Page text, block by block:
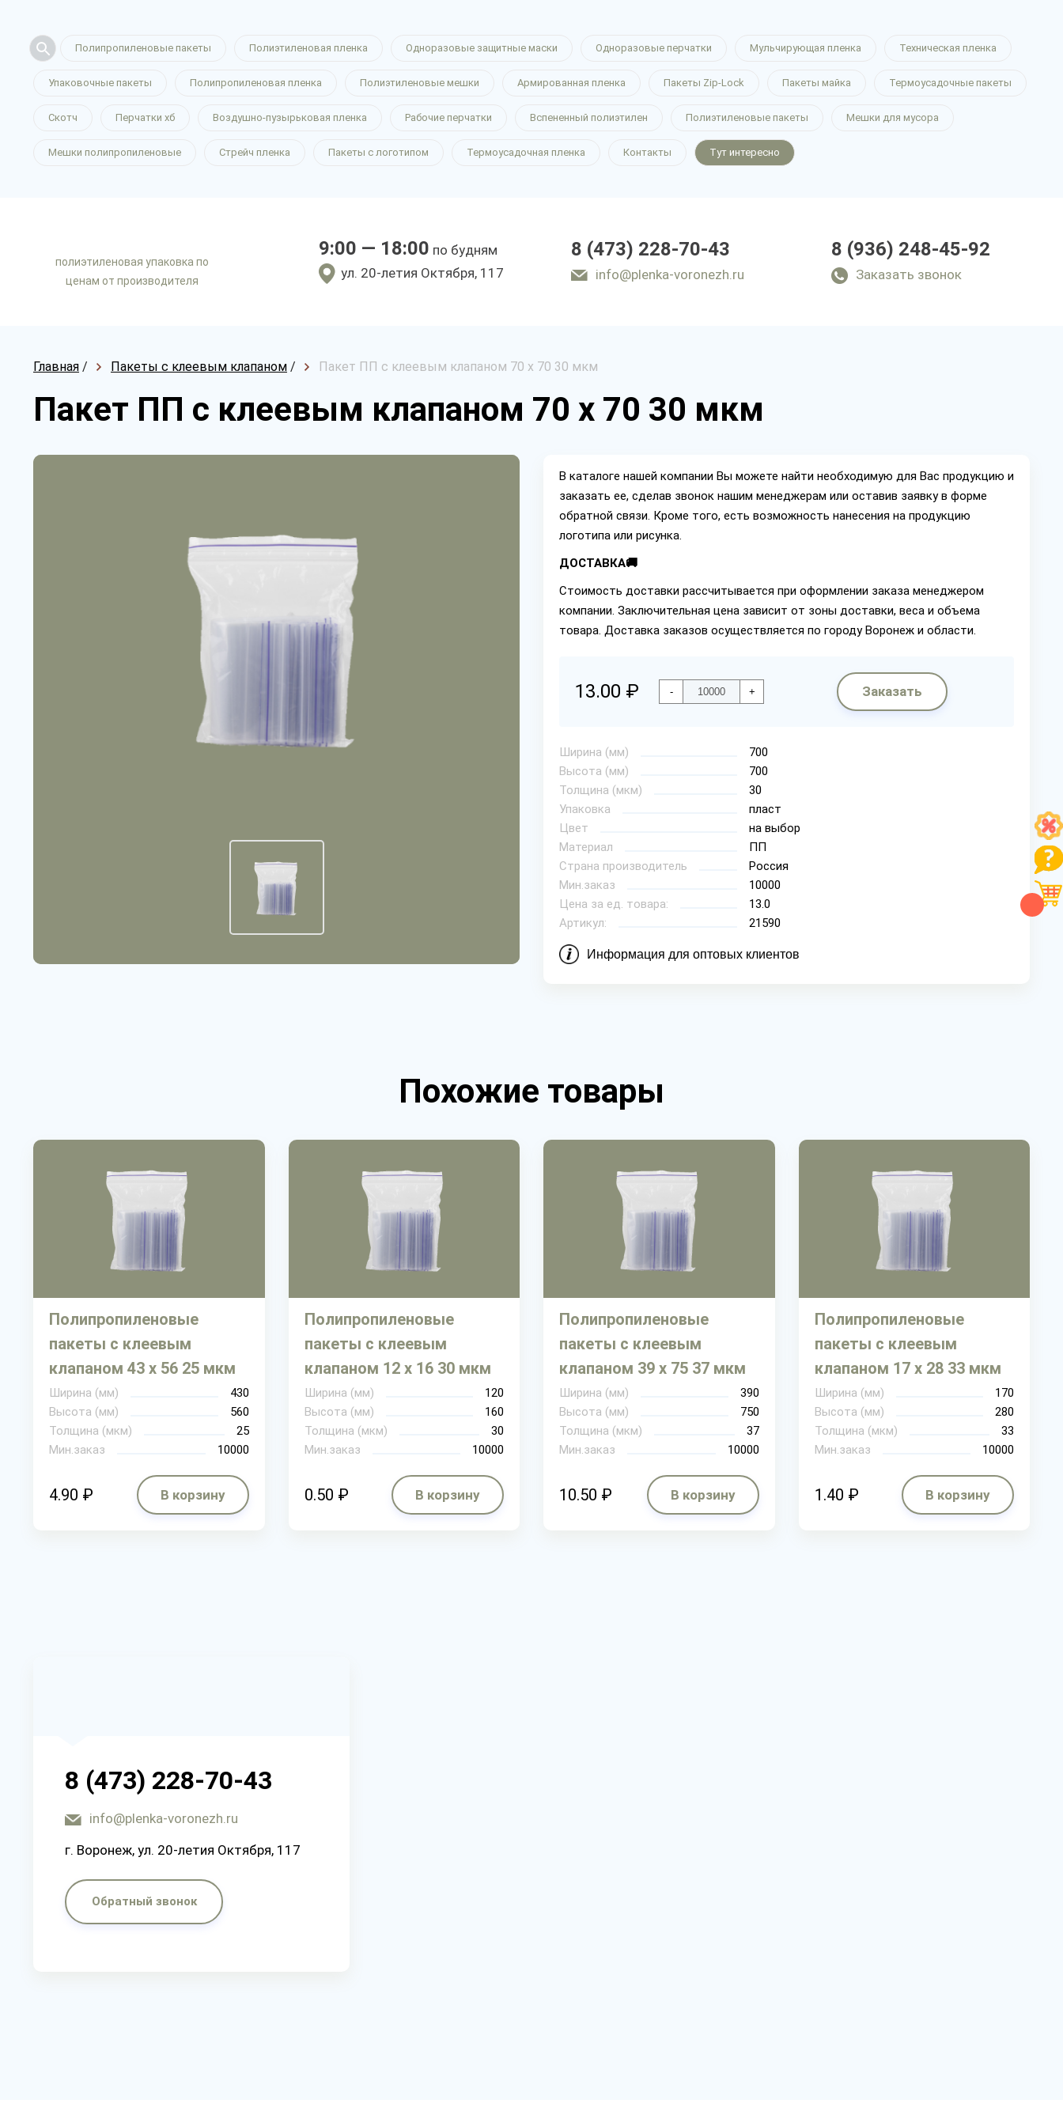
Полипропиленовые пакеты Полиэтиленовая пленка Одноразовые защитные маски Одноразовые перчатки Мульчирующая пленка Техническая пленка
Упаковочные пакеты Полипропиленовая пленка Полиэтиленовые мешки Армированная пленка Пакеты Zip-Lock Пакеты майка Термоусадочные пакеты
Скотч Перчатки хб Воздушно-пузырьковая пленка Рабочие перчатки Вспененный полиэтилен Полиэтиленовые пакеты Мешки для мусора
Мешки полипропиленовые Стрейч пленка Пакеты с логотипом Термоусадочная пленка Контакты Тут интересно
полиэтиленовая упаковка по
ценам от производителя
9:00 — 18:00 по будням
ул. 20-летия Октября, 117
8 (473) 228-70-43
info@plenka-voronezh.ru
8 (936) 248-45-92
Заказать звонок
Главная / Пакеты с клеевым клапаном / Пакет ПП с клеевым клапаном 70 х 70 30 мкм
Пакет ПП с клеевым клапаном 70 х 70 30 мкм
В каталоге нашей компании Вы можете найти необходимую для Вас продукцию и
заказать ее, сделав звонок нашим менеджерам или оставив заявку в форме
обратной связи. Кроме того, есть возможность нанесения на продукцию
логотипа или рисунка.
ДОСТАВКА🚚
Стоимость доставки рассчитывается при оформлении заказа менеджером
компании. Заключительная цена зависит от зоны доставки, веса и объема
товара. Доставка заказов осуществляется по городу Воронеж и области.
13.00 ₽ - + Заказать
Ширина (мм)
700
Высота (мм)
700
Толщина (мкм)
30
Упаковка
пласт
Цвет
на выбор
Материал
ПП
Страна производитель
Россия
Мин.заказ
10000
Цена за ед. товара:
13.0
Артикул:
21590
Информация для оптовых клиентов
Похожие товары
Полипропиленовые
пакеты с клеевым
клапаном 43 х 56 25 мкм
Ширина (мм)
430
Высота (мм)
560
Толщина (мкм)
25
Мин.заказ
10000
4.90 ₽ В корзину
Полипропиленовые
пакеты с клеевым
клапаном 12 х 16 30 мкм
Ширина (мм)
120
Высота (мм)
160
Толщина (мкм)
30
Мин.заказ
10000
0.50 ₽ В корзину
Полипропиленовые
пакеты с клеевым
клапаном 39 х 75 37 мкм
Ширина (мм)
390
Высота (мм)
750
Толщина (мкм)
37
Мин.заказ
10000
10.50 ₽ В корзину
Полипропиленовые
пакеты с клеевым
клапаном 17 х 28 33 мкм
Ширина (мм)
170
Высота (мм)
280
Толщина (мкм)
33
Мин.заказ
10000
1.40 ₽ В корзину
8 (473) 228-70-43
info@plenka-voronezh.ru
г. Воронеж, ул. 20-летия Октября, 117
Обратный звонок